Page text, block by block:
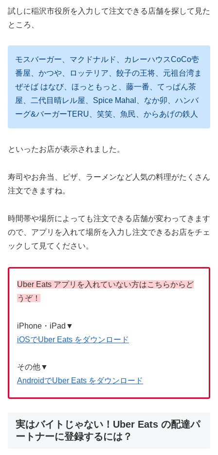
試しに稲沢市役所を入力して注文できる店舗を探して見た
ところ、
モスバーガー、マクドナルド、カレーハウスCoCo壱
番屋、かつや、ロッテリア、餃子の王将、元祖台湾ま
ぜそば はなび、ほっともっと、藤一番、てっぱん茶
屋、二代目晴レル屋、Spice Mahal、なか卯、ハンバ
ーグ&バーガーTERU、笑笑、魚民、からあげの鉄人
といったお店が表示されました。
寿司やお弁当、ピザ、ラーメンなど人気の料理がたくさん
注文できますね。
時間帯や場所によっても注文できる店舗が変わってきます
ので、アプリを入れて場所を入力し注文できるお店をチェ
ックして見てください。
Uber Eats アプリを入れていない方はこちらからど
うぞ！
iPhone・iPad▼
iOSでUber Eats をダウンロード
その他▼
AndroidでUber Eats をダウンロード
実はバイトじゃない！Uber Eats の配達パ
ートナーに登録するには？